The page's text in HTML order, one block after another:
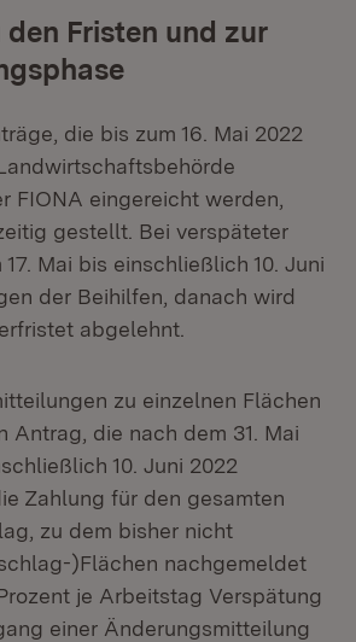
den Fristen und zur
die bis zum 16. Mai 2022
FIONA eingereicht werden,
gestellt. Bei verspäteter
Mai bis einschließlich 10. Juni
der Beihilfen, danach wird
abgelehnt.
zu einzelnen Flächen
Antrag, die nach dem 31. Mai
10. Juni 2022
Zahlung für den gesamten
zu dem bisher nicht
)Flächen nachgemeldet
je Arbeitstag Verspätung
einer Änderungsmitteilung